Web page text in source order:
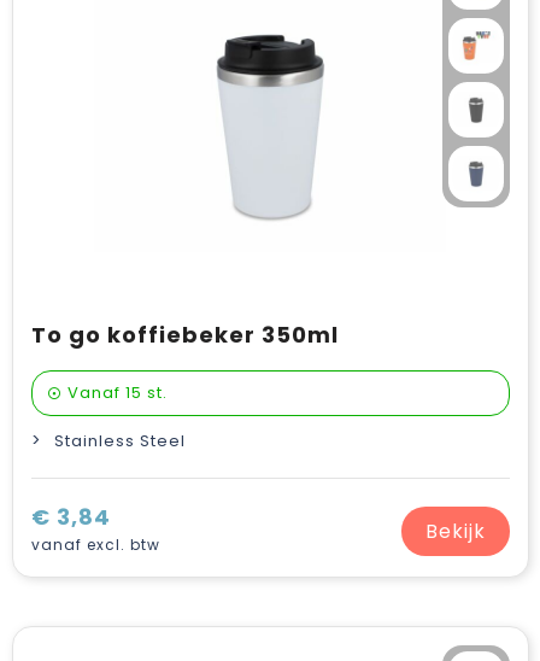
Verzorging & welness
Sinterklaas artikelen
Wijn, bier en proeverij
To go koffiebeker 350ml
Vanaf 15 st.
Stainless Steel
€ 3,84
vanaf excl. btw Bekijk